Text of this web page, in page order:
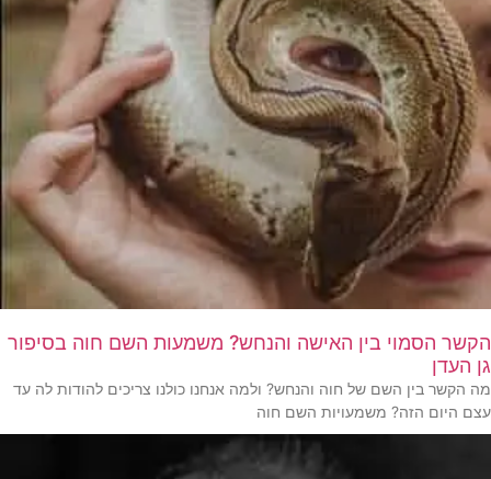
הקשר הסמוי בין האישה והנחש? משמעות השם חוה בסיפור
גן העדן
מה הקשר בין השם של חוה והנחש? ולמה אנחנו כולנו צריכים להודות לה עד
עצם היום הזה? משמעויות השם חוה